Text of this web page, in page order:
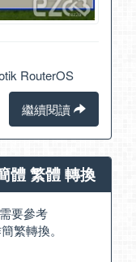
RouterOS
繼續閱讀
體 繁體 轉換
要參考
繁轉換。